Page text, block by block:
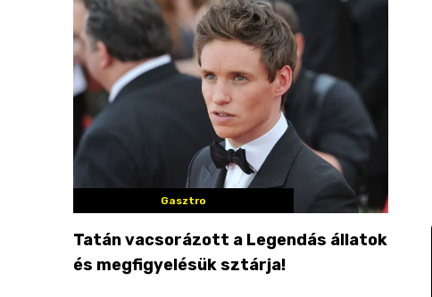
Gasztro
Tatán vacsorázott a Legendás állatok
és megfigyelésük sztárja!